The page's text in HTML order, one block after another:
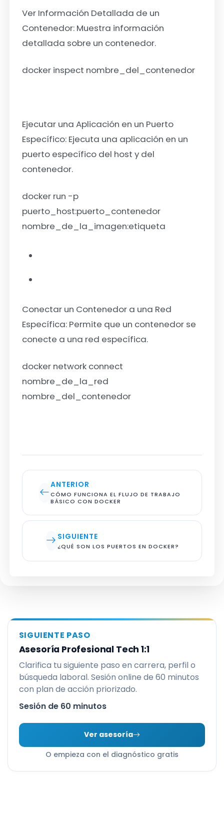
Ver Información Detallada de un
Contenedor: Muestra información
detallada sobre un contenedor.
docker inspect nombre_del_contenedor
Ejecutar una Aplicación en un Puerto
Específico: Ejecuta una aplicación en un
puerto específico del host y del
contenedor.
docker run -p
puerto_host:puerto_contenedor
nombre_de_la_imagen:etiqueta
Conectar un Contenedor a una Red
Específica: Permite que un contenedor se
conecte a una red específica.
docker network connect
nombre_de_la_red
nombre_del_contenedor
ANTERIOR
CÓMO FUNCIONA EL FLUJO DE TRABAJO
BÁSICO CON DOCKER
SIGUIENTE
¿QUÉ SON LOS PUERTOS EN DOCKER?
SIGUIENTE PASO
Asesoría Profesional Tech 1:1
Clarifica tu siguiente paso en carrera, perfil o
búsqueda laboral. Sesión online de 60 minutos
con plan de acción priorizado.
Sesión de 60 minutos
Ver asesoría
O empieza con el diagnóstico gratis